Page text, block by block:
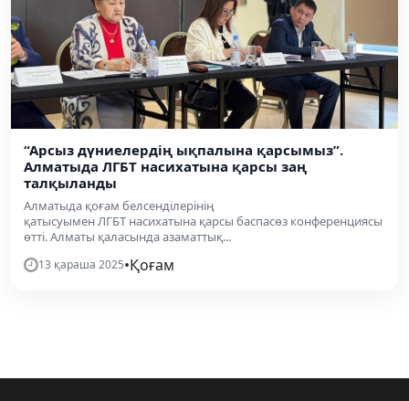
“Арсыз дүниелердің ықпалына қарсымыз”.
Алматыда ЛГБТ насихатына қарсы заң
талқыланды
Алматыда қоғам белсенділерінің
қатысуымен ЛГБТ насихатына қарсы баспасөз конференциясы
өтті. Алматы қаласында азаматтық...
13 қараша 2025•Қоғам